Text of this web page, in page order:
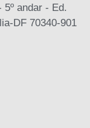
5º andar - Ed.
DF 70340-901